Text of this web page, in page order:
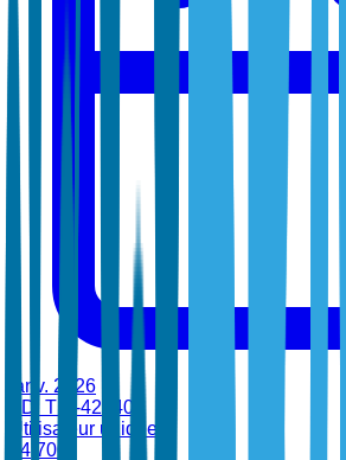
janv. 2026
ID: TBI-42940
Utilisateur unique
4,700